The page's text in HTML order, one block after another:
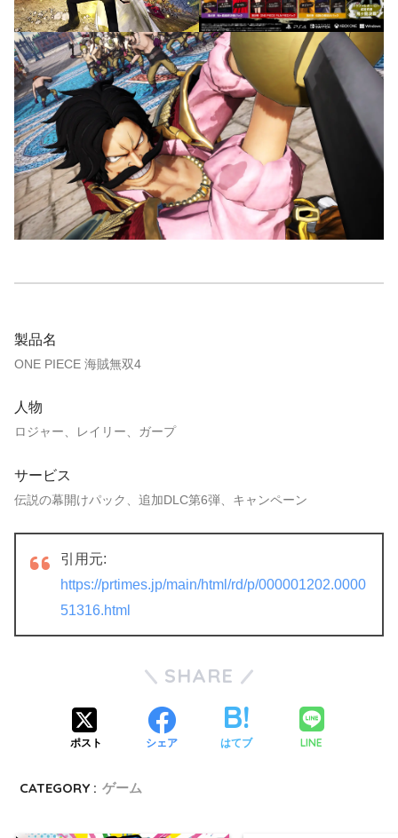
製品名
ONE PIECE 海賊無双4
人物
ロジャー、レイリー、ガープ
サービス
伝説の幕開けパック、追加DLC第6弾、キャンペーン
引用元:
https://prtimes.jp/main/html/rd/p/000001202.0000
51316.html
SHARE
ポスト シェア はてブ LINE
CATEGORY : ゲーム